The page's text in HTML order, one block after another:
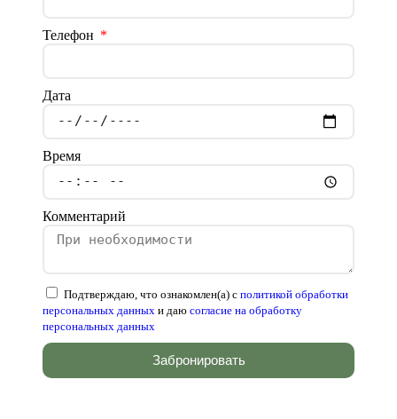
Телефон
Дата
Время
Комментарий
Подтверждаю, что ознакомлен(а) с политикой обработки
персональных данных и даю согласие на обработку
персональных данных
Забронировать